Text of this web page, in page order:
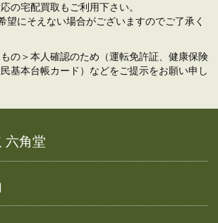
の宅配買取もご利用下さい。
望にそえない場合がございますのでご了承く
の＞本人確認のため（運転免許証、健康保険
基本台帳カード）などをご提示をお願い申し
六角堂